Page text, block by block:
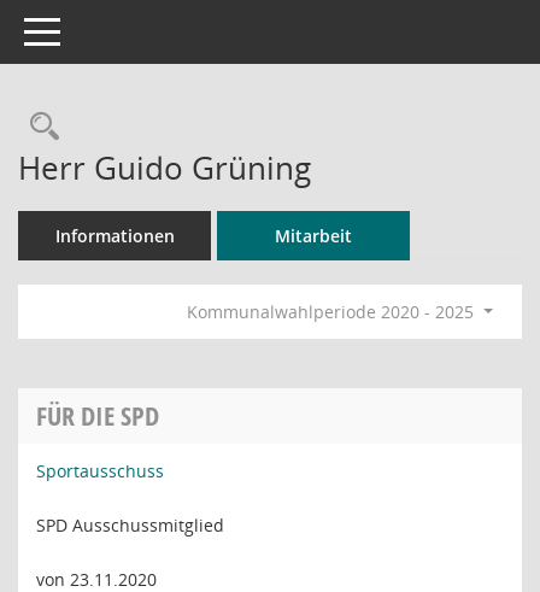
Toggle navigation
Rechercheauswahl
Herr Guido Grüning
Informationen Mitarbeit
Kommunalwahlperiode 2020 - 2025
FÜR DIE SPD
Sportausschuss
SPD Ausschussmitglied
von 23.11.2020